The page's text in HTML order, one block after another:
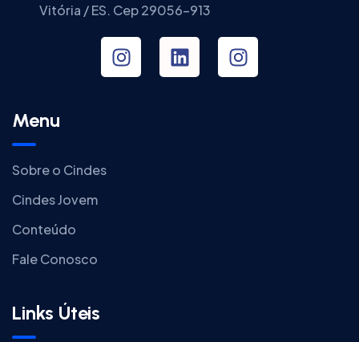
Vitória / ES. Cep 29056-913
Menu
Sobre o Cindes
Cindes Jovem
Conteúdo
Fale Conosco
Links Úteis